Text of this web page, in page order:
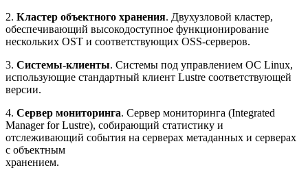
2. Кластер объектного хранения. Двухузловой кластер,
обеспечивающий высокодоступное функционирование
нескольких OST и соответствующих OSS-серверов.
3. Системы-клиенты. Системы под управлением ОС Linux,
использующие стандартный клиент Lustre соответствующей
версии.
4. Сервер мониторинга. Сервер мониторинга (Integrated
Manager for Lustre), собирающий статистику и
отслеживающий события на серверах метаданных и серверах
с объектным
хранением.